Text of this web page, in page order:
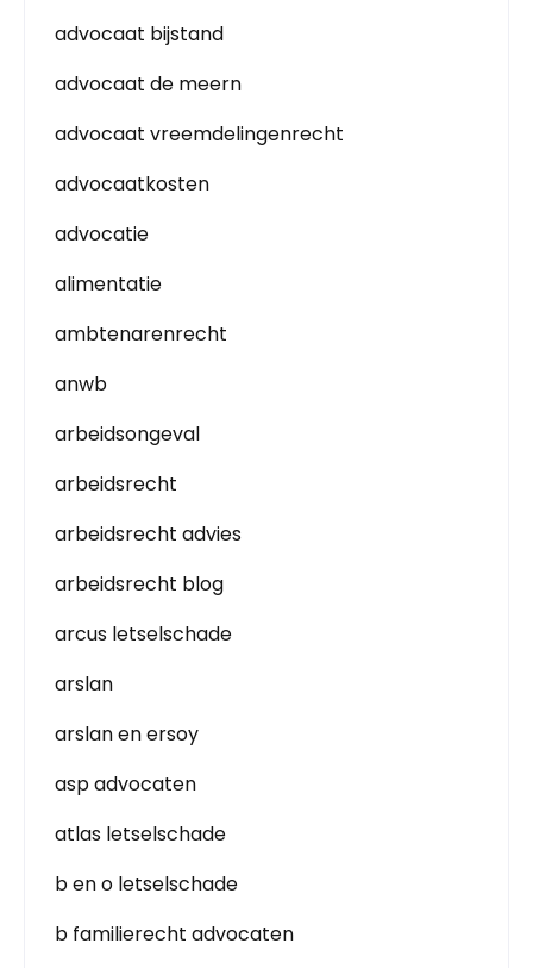
advocaat bijstand
advocaat de meern
advocaat vreemdelingenrecht
advocaatkosten
advocatie
alimentatie
ambtenarenrecht
anwb
arbeidsongeval
arbeidsrecht
arbeidsrecht advies
arbeidsrecht blog
arcus letselschade
arslan
arslan en ersoy
asp advocaten
atlas letselschade
b en o letselschade
b familierecht advocaten